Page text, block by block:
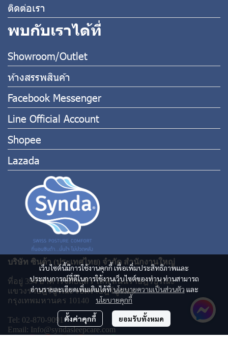
เว็บไซต์นี้มีการใช้งานคุกกี้ เพื่อเพิ่มประสิทธิภาพและ
ประสบการณ์ที่ดีในการใช้งานเว็บไซต์ของท่าน ท่านสามารถ
อ่านรายละเอียดเพิ่มเติมได้ที่นโยบายความเป็นส่วนตัว และ
นโยบายคุกกี้
ตั้งค่าคุกกี้ ยอมรับทั้งหมด
ติดต่อเรา
พบกับเราได้ที่
Showroom/Outlet
ห้างสรรพสินค้า
Facebook Messenger
Line Official Account
Shopee
Lazada
บริษัท ซินด้า (ประเทศไทย) จำกัด สำนักงานใหญ่
ที่อยู่ 394 อาคารจีดับบลิว ไลฟ์ ถนนราษฎร์บูรณะ
แขวงราษฎร์บูรณะ เขตราษฎร์บูรณะ
กรุงเทพมหานคร 10140
Tel: 02-870-9091
Email: Info@syndasleepcare.com